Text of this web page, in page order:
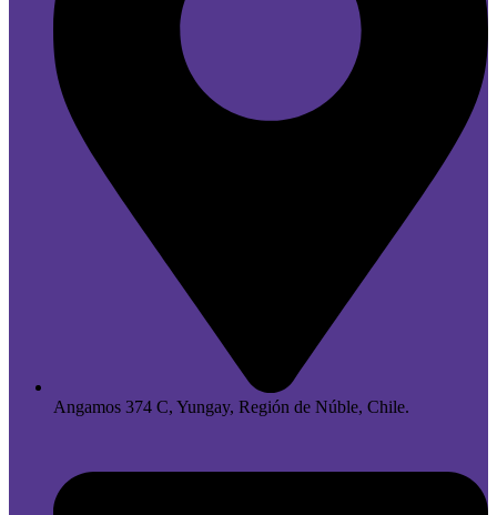
Angamos 374 C, Yungay, Región de Núble, Chile.